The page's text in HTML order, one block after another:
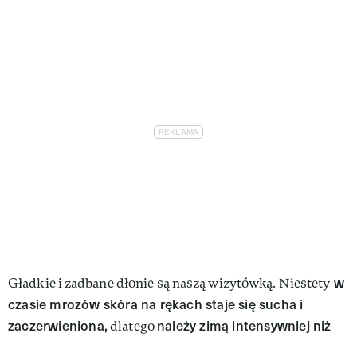
Gładkie i zadbane dłonie są naszą wizytówką. Niestety w
czasie mrozów skóra na rękach staje się sucha i
zaczerwieniona,dlategonależy zimą intensywniej niż